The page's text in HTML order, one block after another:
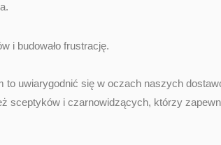
i budowało frustrację.
to uwiarygodnić się w oczach naszych
sceptyków i czarnowidzących, którzy